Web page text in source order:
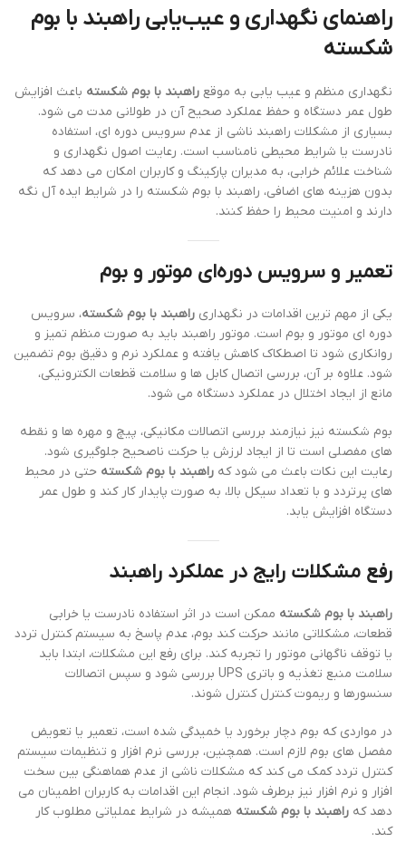
راهنمای نگهداری و عیب‌یابی راهبند با بوم
شکسته
نگهداری منظم و عیب یابی به موقع راهبند با بوم شکسته باعث افزایش
طول عمر دستگاه و حفظ عملکرد صحیح آن در طولانی مدت می شود.
بسیاری از مشکلات راهبند ناشی از عدم سرویس دوره ای، استفاده
نادرست یا شرایط محیطی نامناسب است. رعایت اصول نگهداری و
شناخت علائم خرابی، به مدیران پارکینگ و کاربران امکان می دهد که
بدون هزینه های اضافی، راهبند با بوم شکسته را در شرایط ایده آل نگه
دارند و امنیت محیط را حفظ کنند.
تعمیر و سرویس دوره‌ای موتور و بوم
یکی از مهم ترین اقدامات در نگهداری راهبند با بوم شکسته، سرویس
دوره ای موتور و بوم است. موتور راهبند باید به صورت منظم تمیز و
روانکاری شود تا اصطکاک کاهش یافته و عملکرد نرم و دقیق بوم تضمین
شود. علاوه بر آن، بررسی اتصال کابل ها و سلامت قطعات الکترونیکی،
مانع از ایجاد اختلال در عملکرد دستگاه می شود.
بوم شکسته نیز نیازمند بررسی اتصالات مکانیکی، پیچ و مهره ها و نقطه
های مفصلی است تا از ایجاد لرزش یا حرکت ناصحیح جلوگیری شود.
رعایت این نکات باعث می شود که راهبند با بوم شکسته حتی در محیط
های پرتردد و با تعداد سیکل بالا، به صورت پایدار کار کند و طول عمر
دستگاه افزایش یابد.
رفع مشکلات رایج در عملکرد راهبند
راهبند با بوم شکسته ممکن است در اثر استفاده نادرست یا خرابی
قطعات، مشکلاتی مانند حرکت کند بوم، عدم پاسخ به سیستم کنترل تردد
یا توقف ناگهانی موتور را تجربه کند. برای رفع این مشکلات، ابتدا باید
سلامت منبع تغذیه و باتری UPS بررسی شود و سپس اتصالات
سنسورها و ریموت کنترل کنترل شوند.
در مواردی که بوم دچار برخورد یا خمیدگی شده است، تعمیر یا تعویض
مفصل های بوم لازم است. همچنین، بررسی نرم افزار و تنظیمات سیستم
کنترل تردد کمک می کند که مشکلات ناشی از عدم هماهنگی بین سخت
افزار و نرم افزار نیز برطرف شود. انجام این اقدامات به کاربران اطمینان می
دهد که راهبند با بوم شکسته همیشه در شرایط عملیاتی مطلوب کار
کند.